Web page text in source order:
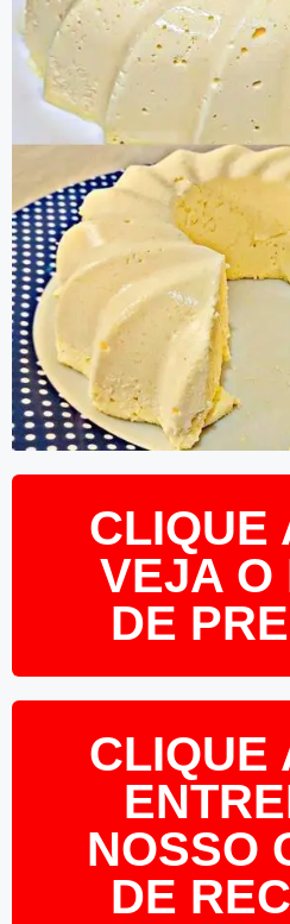
CLIQUE
VEJA O
DE
CLIQUE
NOSSO
DE